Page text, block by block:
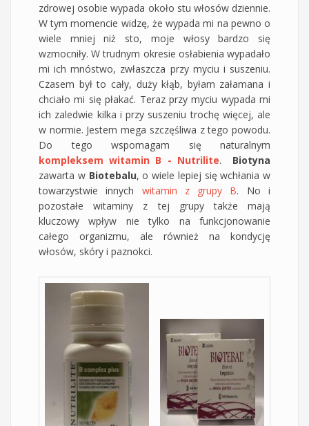
zdrowej osobie wypada około stu włosów dziennie.
W tym momencie widzę, że wypada mi na pewno o
wiele mniej niż sto, moje włosy bardzo się
wzmocniły. W trudnym okresie osłabienia wypadało
mi ich mnóstwo, zwłaszcza przy myciu i suszeniu.
Czasem był to cały, duży kłąb, byłam załamana i
chciało mi się płakać. Teraz przy myciu wypada mi
ich zaledwie kilka i przy suszeniu trochę więcej, ale
w normie. Jestem mega szczęśliwa z tego powodu.
Do tego wspomagam się naturalnym
kompleksem witamin B - Nutrilite. Biotyna
zawarta w Biotebalu, o wiele lepiej się wchłania w
towarzystwie innych witamin z grupy B. No i
pozostałe witaminy z tej grupy także mają
kluczowy wpływ nie tylko na funkcjonowanie
całego organizmu, ale również na kondycję
włosów, skóry i paznokci.